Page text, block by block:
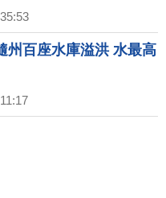
州百座水庫溢洪 水最高